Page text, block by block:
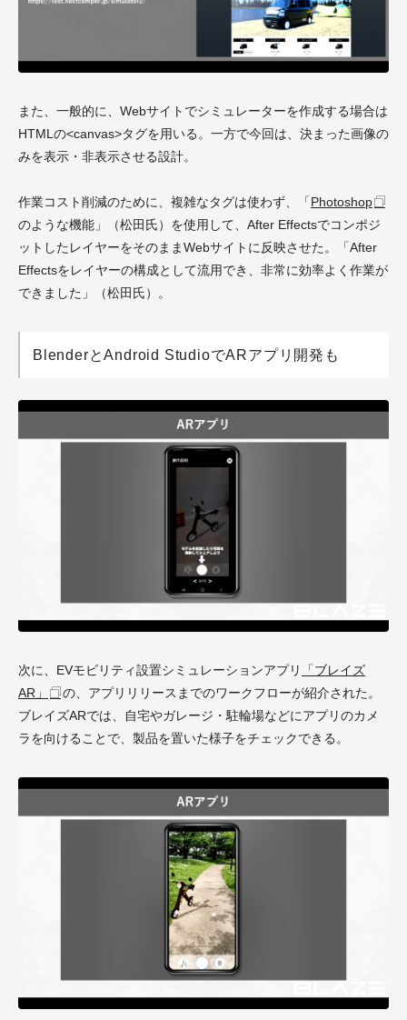
また、一般的に、Webサイトでシミュレーターを作成する場合は
HTMLの<canvas>タグを用いる。一方で今回は、決まった画像の
みを表示・非表示させる設計。
作業コスト削減のために、複雑なタグは使わず、「Photoshop
のような機能」（松田氏）を使用して、After Effectsでコンポジ
ットしたレイヤーをそのままWebサイトに反映させた。「After
Effectsをレイヤーの構成として流用でき、非常に効率よく作業が
できました」（松田氏）。
BlenderとAndroid StudioでARアプリ開発も
次に、EVモビリティ設置シミュレーションアプリ
「ブレイズ
AR」
の、アプリリリースまでのワークフローが紹介された。
ブレイズARでは、自宅やガレージ・駐輪場などにアプリのカメ
ラを向けることで、製品を置いた様子をチェックできる。